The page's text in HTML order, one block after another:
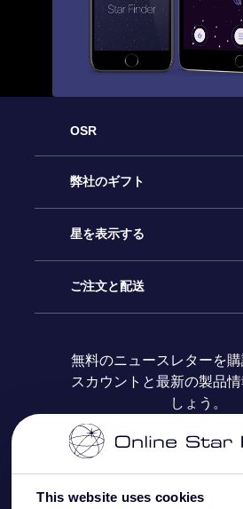
This website uses cookies
OSR
カスタマーサービス
お問い合わせ
ブログ
レビュー
弊社のギフト
Online Starギフト
OSRギフトパック
OSR ギフトカード
法人ギフト
星を表示する
星の登録
カスタマイズされたStar Page
One Million Stars
OSR Starsaver
ご注文と配送
お支払いに関する情報
配送に関する情報
返品ポリシ
無料のニュースレターを
スカウントと最新の製品
しょう。